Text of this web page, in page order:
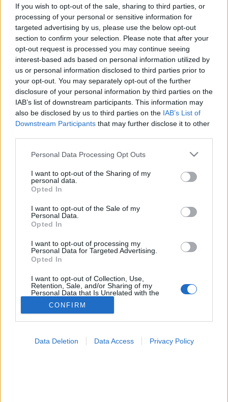
If you wish to opt-out of the sale, sharing to third parties, or
processing of your personal or sensitive information for
targeted advertising by us, please use the below opt-out
section to confirm your selection. Please note that after your
opt-out request is processed you may continue seeing
interest-based ads based on personal information utilized by
us or personal information disclosed to third parties prior to
your opt-out. You may separately opt-out of the further
disclosure of your personal information by third parties on the
IAB’s list of downstream participants. This information may
also be disclosed by us to third parties on the IAB’s List of
Downstream Participants that may further disclose it to other
Please note that this website/app uses one or more Google
not limited to your visit or usage behaviour. You may click to
grant or deny consent to Google and its third-party tags to
use your data for below specified purposes in below Google
consent section.
Personal Data Processing Opt Outs
I want to opt-out of the Sharing of my
personal data.
Opted In
I want to opt-out of the Sale of my
Personal Data.
Opted In
I want to opt-out of processing my
Personal Data for Targeted Advertising.
Opted In
I want to opt-out of Collection, Use,
Retention, Sale, and/or Sharing of my
Personal Data that Is Unrelated with the
Purposes for which it was collected.
Opted Out
CONFIRM
Data Deletion Data Access Privacy Policy
elmúlt egy évben
2026. április 17. 17:20
Küldés Küldés Messengeren